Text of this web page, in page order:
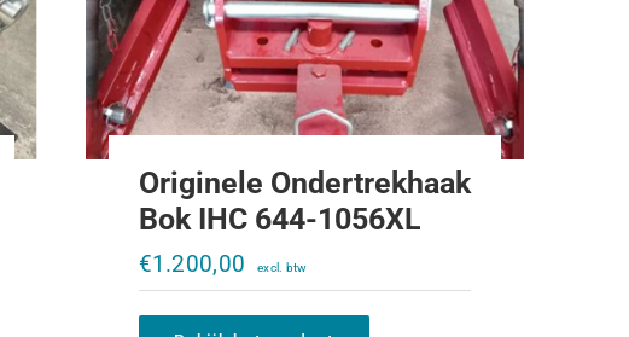
Originele Ondertrekhaak
Bok IHC 644-1056XL
€1.200,00
Aanhangerkoppeling Rockinger
€335,00